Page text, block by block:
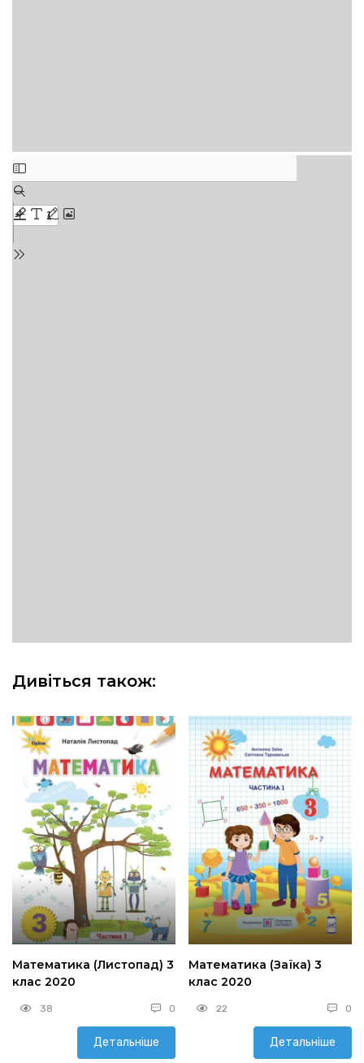
Дивіться також:
Математика (Листопад) 3
клас 2020
38 0
Детальніше
Математика (Заїка) 3
клас 2020
22 0
Детальніше